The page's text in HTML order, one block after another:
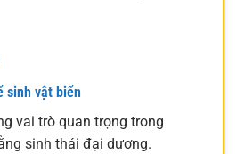
sinh vật biển
vai trò quan trọng trong
sinh thái đại dương.